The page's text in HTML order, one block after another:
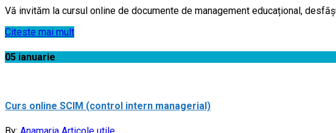
Vă invităm la cursul online de documente de management educațional,
Citeste mai mult
05 ianuarie
Curs online SCIM (control intern managerial)
By: Anamaria Articole utile